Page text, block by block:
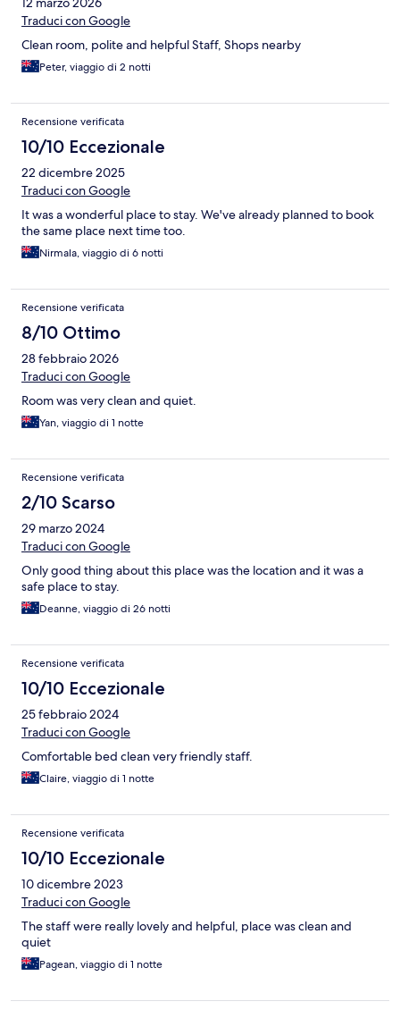
Traduci con Google
Clean room, polite and helpful Staff, Shops nearby
Peter, viaggio di 2 notti
Recensione verificata
10/10 Eccezionale
22 dicembre 2025
Traduci con Google
It was a wonderful place to stay. We've already planned to book
the same place next time too.
Nirmala, viaggio di 6 notti
Recensione verificata
8/10 Ottimo
28 febbraio 2026
Traduci con Google
Room was very clean and quiet.
Yan, viaggio di 1 notte
Recensione verificata
2/10 Scarso
29 marzo 2024
Traduci con Google
Only good thing about this place was the location and it was a
safe place to stay.
Deanne, viaggio di 26 notti
Recensione verificata
10/10 Eccezionale
25 febbraio 2024
Traduci con Google
Comfortable bed clean very friendly staff.
Claire, viaggio di 1 notte
Recensione verificata
10/10 Eccezionale
10 dicembre 2023
Traduci con Google
The staff were really lovely and helpful, place was clean and
quiet
Pagean, viaggio di 1 notte